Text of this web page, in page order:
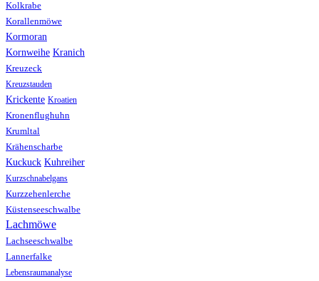
Kolkrabe
Korallenmöwe
Kormoran
Kornweihe Kranich
Kreuzeck
Kreuzstauden
Krickente Kroatien
Kronenflughuhn
Krumltal
Krähenscharbe
Kuckuck Kuhreiher
Kurzschnabelgans
Kurzzehenlerche
Küstenseeschwalbe
Lachmöwe
Lachseeschwalbe
Lannerfalke
Lebensraumanalyse